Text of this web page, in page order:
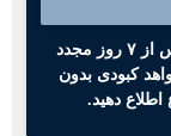
سلام وقت بخیر روزی یک عدد شروع شود، پس از ۷ روز مجدد
کبودی بدون
دهید.